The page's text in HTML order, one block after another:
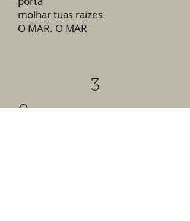
molhar tuas raízes
O MAR. O MAR
3
S